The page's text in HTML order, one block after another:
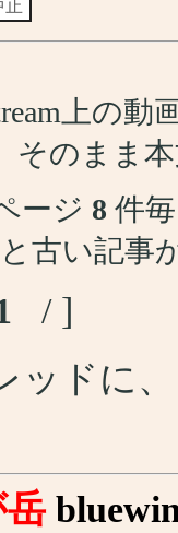
上の
そのまま
ージ 8 件
古い記事
/ ]
ッドに